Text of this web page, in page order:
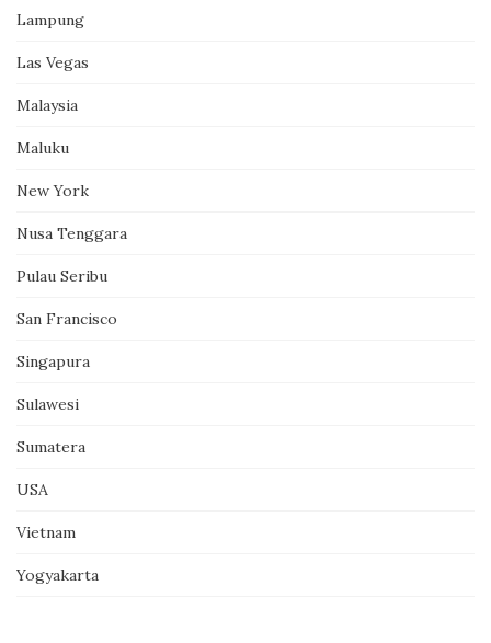
Lampung
Las Vegas
Malaysia
Maluku
New York
Nusa Tenggara
Pulau Seribu
San Francisco
Singapura
Sulawesi
Sumatera
USA
Vietnam
Yogyakarta